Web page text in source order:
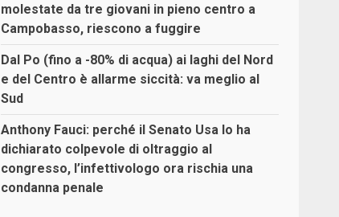
molestate da tre giovani in pieno centro a
Campobasso, riescono a fuggire
Dal Po (fino a -80% di acqua) ai laghi del Nord
e del Centro è allarme siccità: va meglio al
Sud
Anthony Fauci: perché il Senato Usa lo ha
dichiarato colpevole di oltraggio al
congresso, l’infettivologo ora rischia una
condanna penale